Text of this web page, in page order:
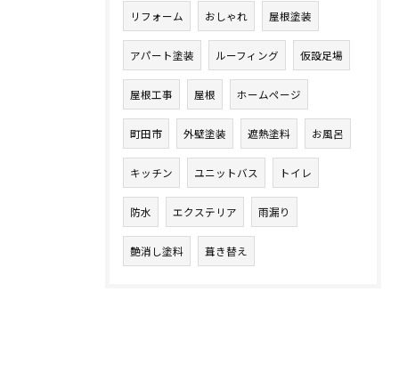
リフォーム おしゃれ 屋根塗装
アパート塗装 ルーフィング 仮設足場
屋根工事 屋根 ホームページ
町田市 外壁塗装 遮熱塗料 お風呂
キッチン ユニットバス トイレ
防水 エクステリア 雨漏り
艶消し塗料 葺き替え